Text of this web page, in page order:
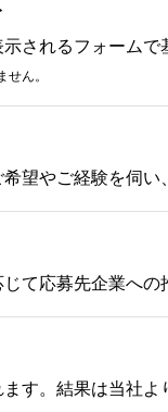
されるフォームで
ん。
望やご経験を伺い
て応募先企業へ
す。結果は当社